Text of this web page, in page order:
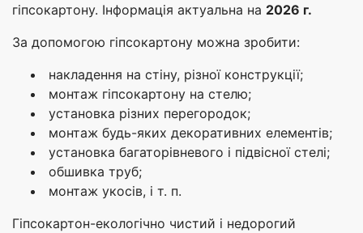
гіпсокартону. Інформація актуальна на 2026 г.
За допомогою гіпсокартону можна зробити:
накладення на стіну, різної конструкції;
монтаж гіпсокартону на стелю;
установка різних перегородок;
монтаж будь-яких декоративних елементів;
установка багаторівневого і підвісної стелі;
обшивка труб;
монтаж укосів, і т. п.
Гіпсокартон-екологічно чистий і недорогий